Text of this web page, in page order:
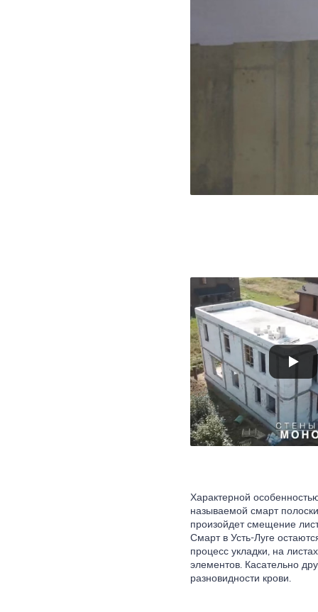
Характерной
называемой смарт
произойдет смещение
Смарт в Усть-Луге
процесс укладки, на
элементов. Касательно
разновидности крови.